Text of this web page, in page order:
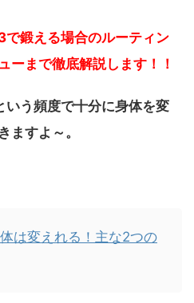
で鍛える場合のルーティン
ーまで徹底解説します！！
いう頻度で十分に身体を変
ますよ～。
は変えれる！主な2つの